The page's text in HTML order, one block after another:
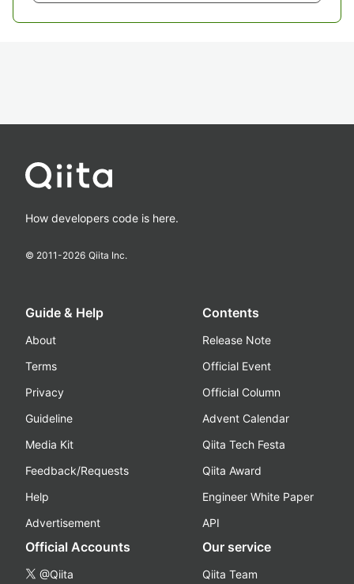
How developers code is here.
© 2011-2026 Qiita Inc.
Guide & Help
About
Terms
Privacy
Guideline
Media Kit
Feedback/Requests
Help
Advertisement
Contents
Release Note
Official Event
Official Column
Advent Calendar
Qiita Tech Festa
Qiita Award
Engineer White Paper
API
Official Accounts
@Qiita
Our service
Qiita Team